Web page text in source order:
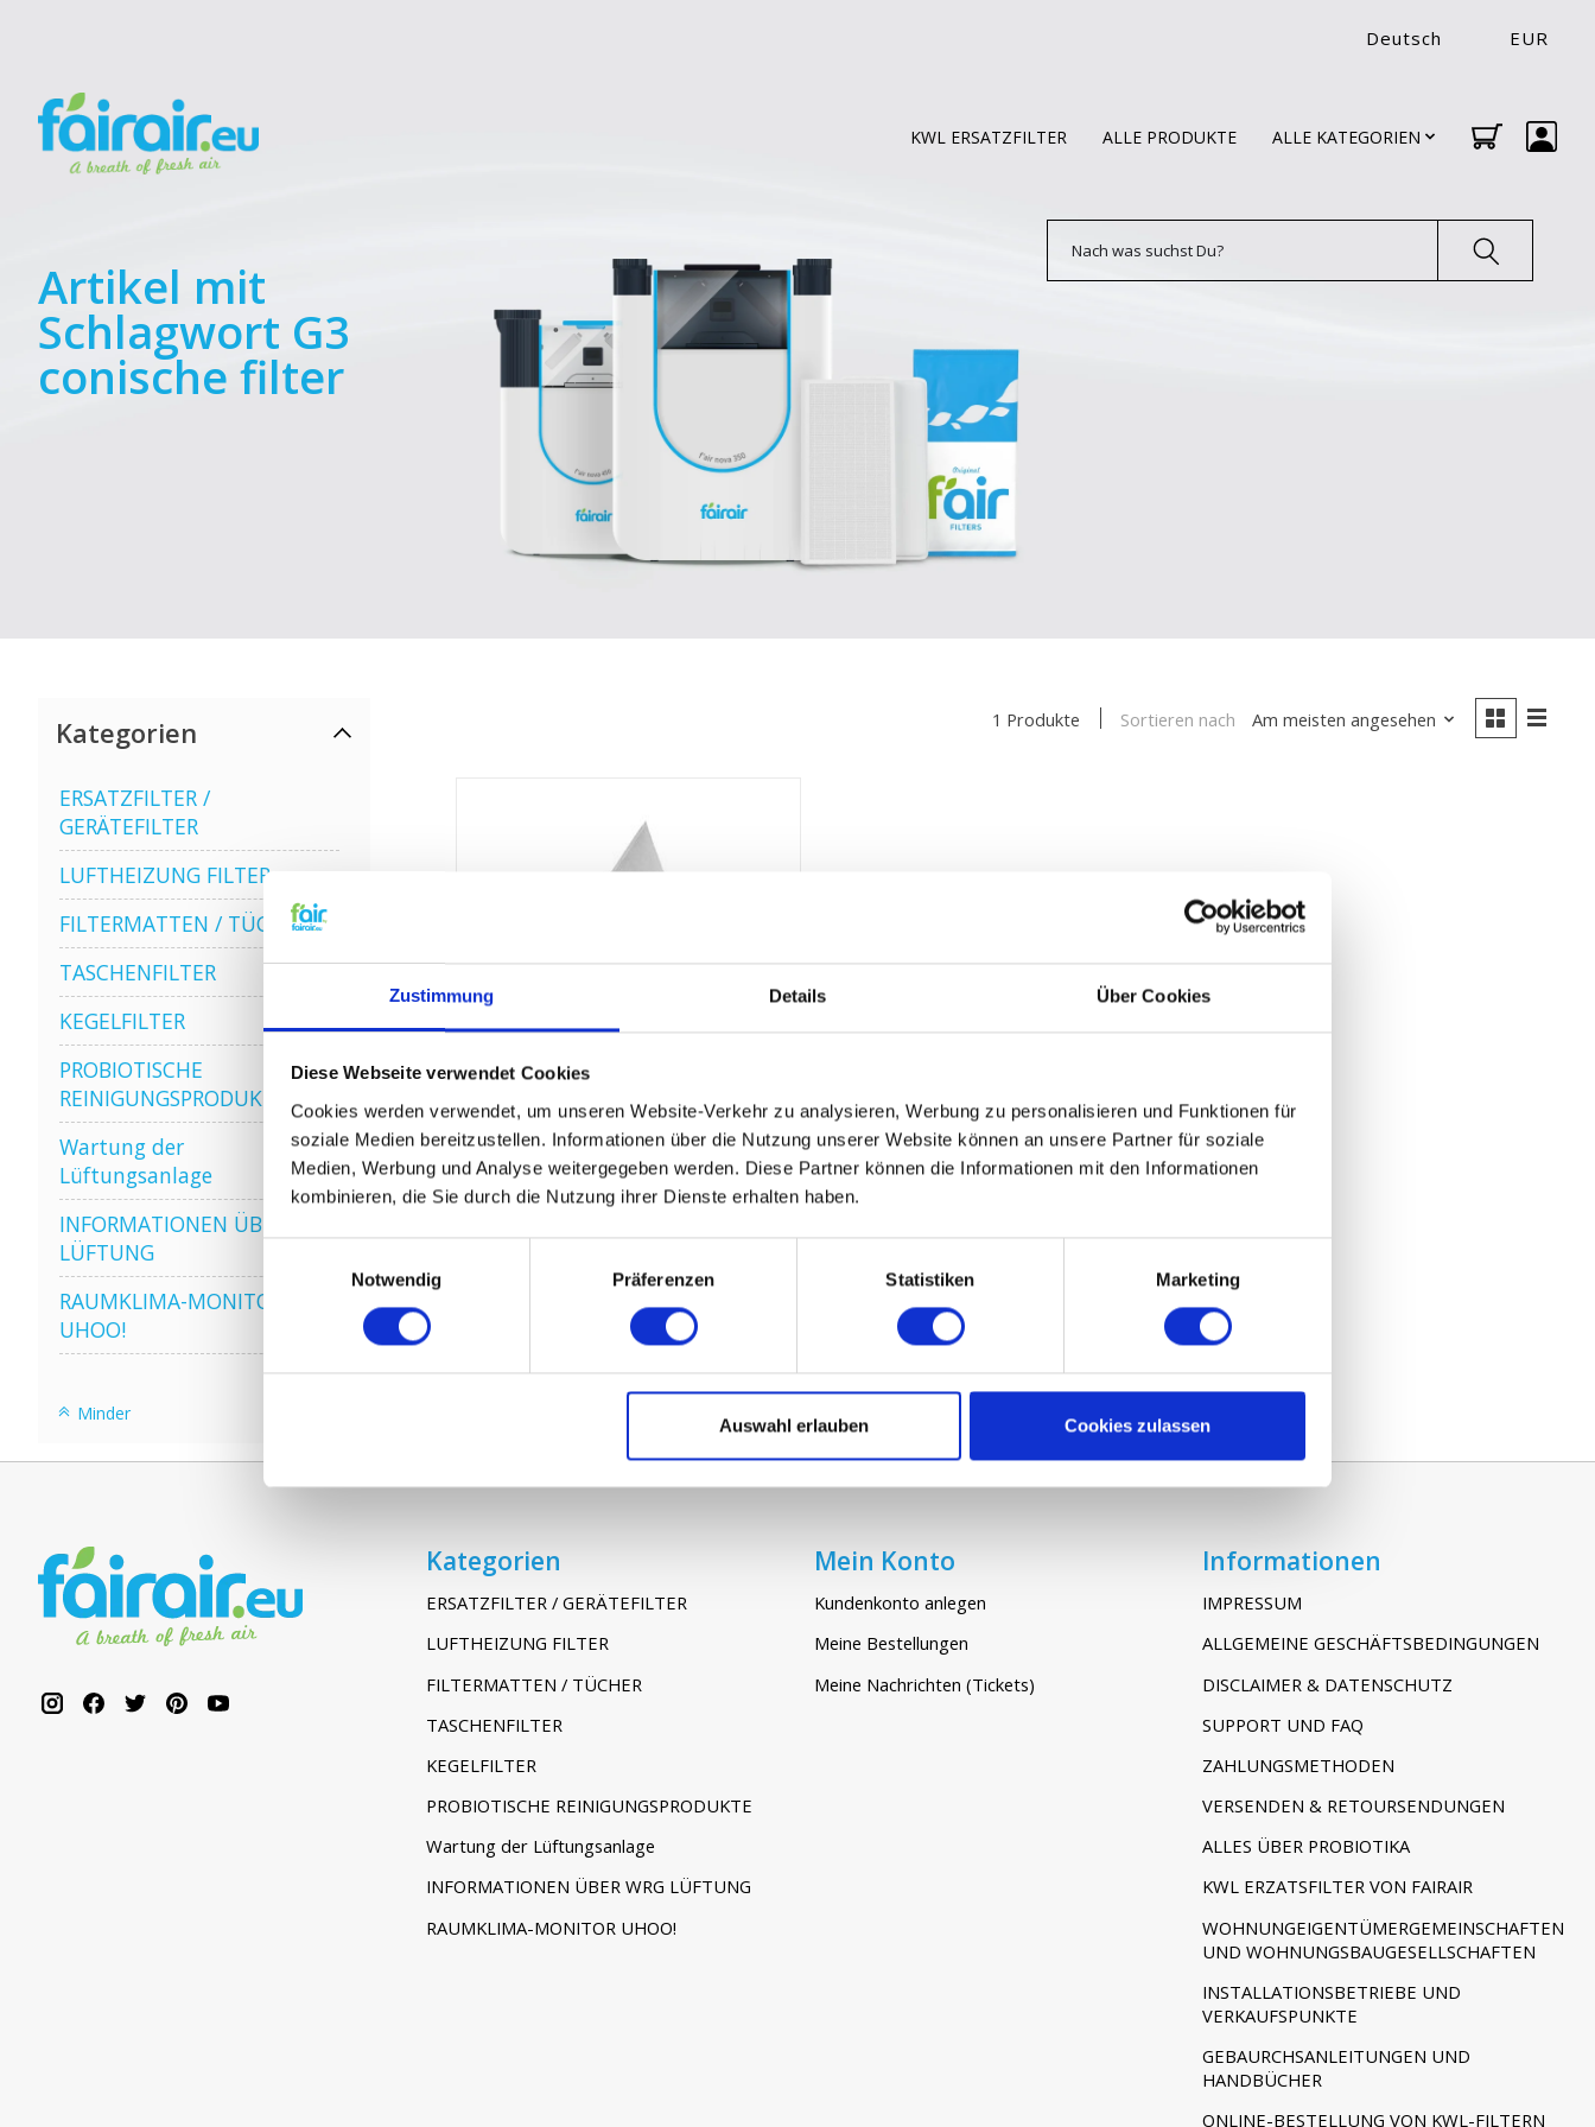
Zustimmung Details Über Cookies
Diese Webseite verwendet Cookies
Cookies werden verwendet, um unseren Website-Verkehr zu analysieren, Werbung zu personalisieren und Funktionen für
soziale Medien bereitzustellen. Informationen über die Nutzung unserer Website können an unsere Partner für soziale
Medien, Werbung und Analyse weitergegeben werden. Diese Partner können die Informationen mit den Informationen
kombinieren, die Sie durch die Nutzung ihrer Dienste erhalten haben.
Notwendig
Präferenzen Statistiken Marketing
Auswahl erlauben Cookies zulassen
Deutsch EUR
KWL ERSATZFILTER ALLE PRODUKTE ALLE KATEGORIEN
Artikel mit
Schlagwort G3
conische filter
Kategorien
ERSATZFILTER /
GERÄTEFILTER
LUFTHEIZUNG FILTER
FILTERMATTEN / TÜCHER
TASCHENFILTER
KEGELFILTER
PROBIOTISCHE
REINIGUNGSPRODUKTE
Wartung der
Lüftungsanlage
INFORMATIONEN ÜBER WRG
LÜFTUNG
RAUMKLIMA-MONITOR
UHOO!
Minder
1 Produkte Sortieren nach Am meisten angesehen
DN 125 (1 Stück - G3)
€2,75
Kategorien
ERSATZFILTER / GERÄTEFILTER
LUFTHEIZUNG FILTER
FILTERMATTEN / TÜCHER
TASCHENFILTER
KEGELFILTER
PROBIOTISCHE REINIGUNGSPRODUKTE
Wartung der Lüftungsanlage
INFORMATIONEN ÜBER WRG LÜFTUNG
RAUMKLIMA-MONITOR UHOO!
Mein Konto
Kundenkonto anlegen
Meine Bestellungen
Meine Nachrichten (Tickets)
Informationen
IMPRESSUM
ALLGEMEINE GESCHÄFTSBEDINGUNGEN
DISCLAIMER & DATENSCHUTZ
SUPPORT UND FAQ
ZAHLUNGSMETHODEN
VERSENDEN & RETOURSENDUNGEN
ALLES ÜBER PROBIOTIKA
KWL ERZATSFILTER VON FAIRAIR
WOHNUNGEIGENTÜMERGEMEINSCHAFTEN
UND WOHNUNGSBAUGESELLSCHAFTEN
INSTALLATIONSBETRIEBE UND
VERKAUFSPUNKTE
GEBAURCHSANLEITUNGEN UND
HANDBÜCHER
ONLINE-BESTELLUNG VON KWL-FILTERN